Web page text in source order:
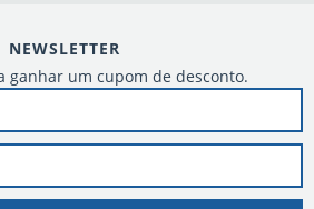
NEWSLETTER
ganhar um cupom de desconto.